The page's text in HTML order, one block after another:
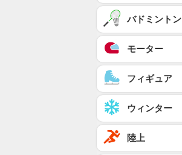
バドミントン
モーター
フィギュア
ウィンター
陸上